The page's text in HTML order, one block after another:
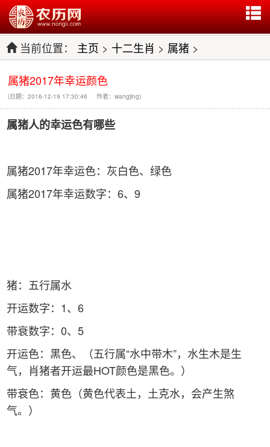
当前位置： 主页 > 十二生肖 > 属猪 >
属猪2017年幸运颜色
(日期：2016-12-19 17:30:46 作者：wangjing)
属猪人的幸运色有哪些
属猪2017年幸运色：灰白色、绿色
属猪2017年幸运数字：6、9
猪：五行属水
开运数字：1、6
带衰数字：0、5
开运色：黑色、（五行属“水中带木”，水生木是生
气，肖猪者开运最HOT颜色是黑色。）
带衰色：黄色（黄色代表土，土克水，会产生煞
气。）